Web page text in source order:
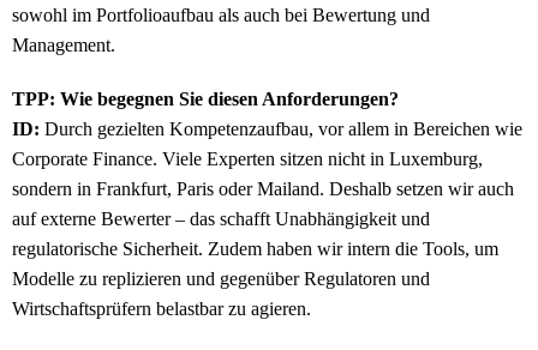
sowohl im Portfolioaufbau als auch bei Bewertung und
Management.
TPP: Wie begegnen Sie diesen Anforderungen?
ID: Durch gezielten Kompetenzaufbau, vor allem in Bereichen wie
Corporate Finance. Viele Experten sitzen nicht in Luxemburg,
sondern in Frankfurt, Paris oder Mailand. Deshalb setzen wir auch
auf externe Bewerter – das schafft Unabhängigkeit und
regulatorische Sicherheit. Zudem haben wir intern die Tools, um
Modelle zu replizieren und gegenüber Regulatoren und
Wirtschaftsprüfern belastbar zu agieren.